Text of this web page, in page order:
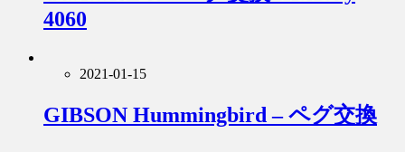
4060
2021-01-15
GIBSON Hummingbird – ペグ交換